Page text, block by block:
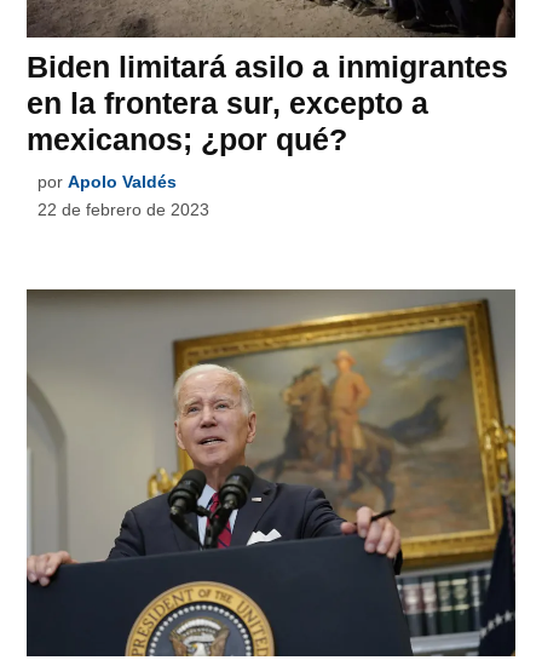
Biden limitará asilo a inmigrantes
en la frontera sur, excepto a
mexicanos; ¿por qué?
por Apolo Valdés
22 de febrero de 2023